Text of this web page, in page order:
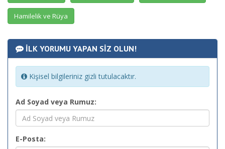
Hamilelik ve Rüya
İLK YORUMU YAPAN SİZ OLUN!
Kişisel bilgileriniz gizli tutulacaktır.
Ad Soyad veya Rumuz:
E-Posta: